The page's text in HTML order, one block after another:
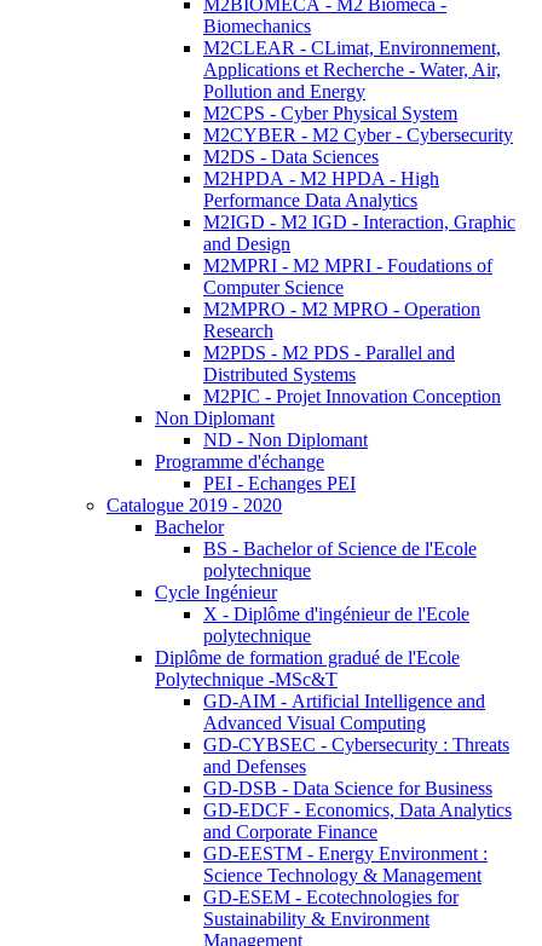
M2BIOMECA - M2 Biomeca -
Biomechanics
M2CLEAR - CLimat, Environnement,
Applications et Recherche - Water, Air,
Pollution and Energy
M2CPS - Cyber Physical System
M2CYBER - M2 Cyber - Cybersecurity
M2DS - Data Sciences
M2HPDA - M2 HPDA - High
Performance Data Analytics
M2IGD - M2 IGD - Interaction, Graphic
and Design
M2MPRI - M2 MPRI - Foudations of
Computer Science
M2MPRO - M2 MPRO - Operation
Research
M2PDS - M2 PDS - Parallel and
Distributed Systems
M2PIC - Projet Innovation Conception
Non Diplomant
ND - Non Diplomant
Programme d'échange
PEI - Echanges PEI
Catalogue 2019 - 2020
Bachelor
BS - Bachelor of Science de l'Ecole
polytechnique
Cycle Ingénieur
X - Diplôme d'ingénieur de l'Ecole
polytechnique
Diplôme de formation gradué de l'Ecole
Polytechnique -MSc&T
GD-AIM - Artificial Intelligence and
Advanced Visual Computing
GD-CYBSEC - Cybersecurity : Threats
and Defenses
GD-DSB - Data Science for Business
GD-EDCF - Economics, Data Analytics
and Corporate Finance
GD-EESTM - Energy Environment :
Science Technology & Management
GD-ESEM - Ecotechnologies for
Sustainability & Environment
Management